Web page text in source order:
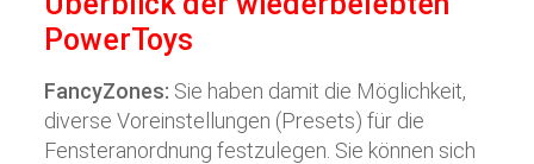
PowerToys
FancyZones: Sie haben damit die Möglichkeit,
diverse Voreinstellungen (Presets) für die
Fensteranordnung festzulegen. Sie können sich